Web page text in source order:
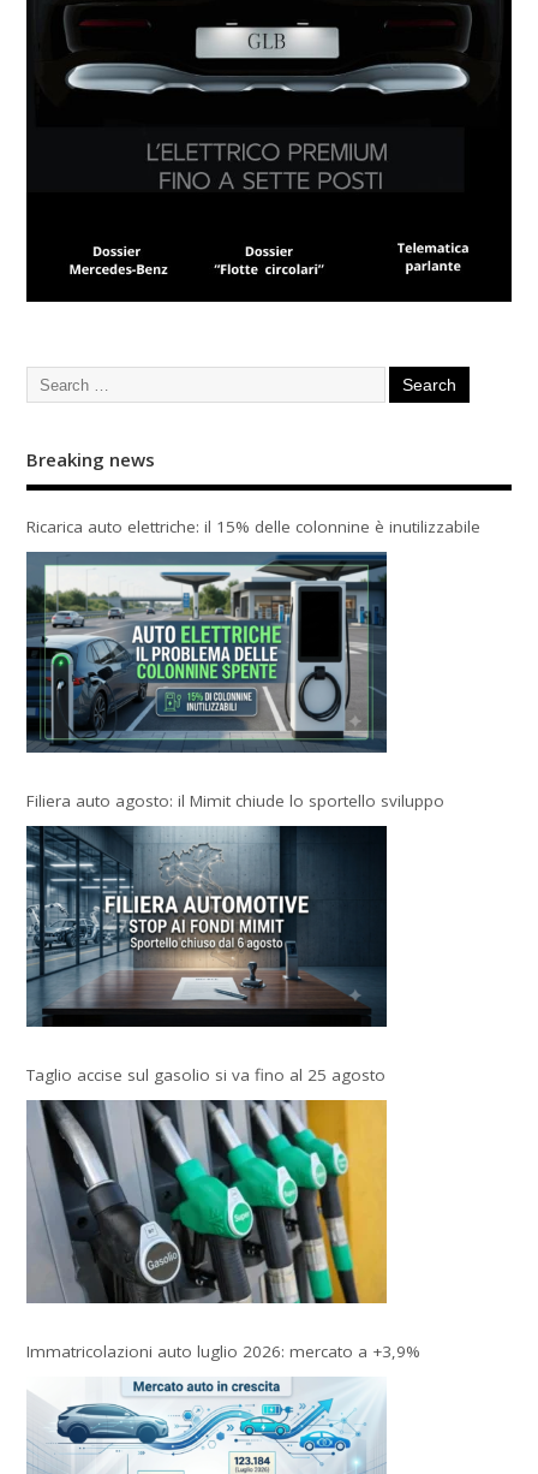
Breaking news
Ricarica auto elettriche: il 15% delle colonnine è inutilizzabile
Filiera auto agosto: il Mimit chiude lo sportello sviluppo
Taglio accise sul gasolio si va fino al 25 agosto
Immatricolazioni auto luglio 2026: mercato a +3,9%